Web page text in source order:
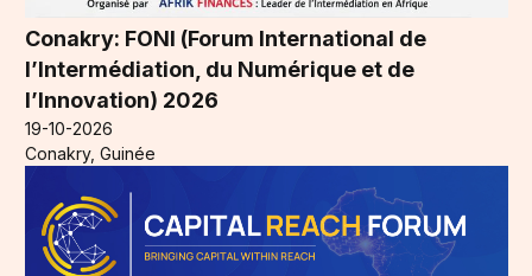
Conakry: FONI (Forum International de
l’Intermédiation, du Numérique et de
l’Innovation) 2026
19-10-2026
Conakry, Guinée